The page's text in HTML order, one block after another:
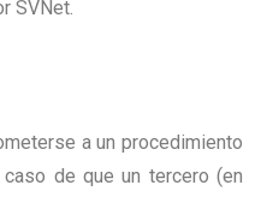
SVNet.
a un procedimiento
de que un tercero (en